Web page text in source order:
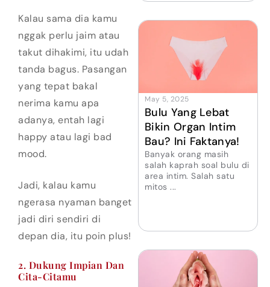
Kalau sama dia kamu
nggak perlu jaim atau
takut dihakimi, itu udah
tanda bagus. Pasangan
yang tepat bakal
nerima kamu apa
adanya, entah lagi
happy atau lagi bad
mood.
Jadi, kalau kamu
ngerasa nyaman banget
jadi diri sendiri di
depan dia, itu poin plus!
2. Dukung Impian Dan
Cita-Citamu
May 5, 2025
Bulu Yang Lebat
Bikin Organ Intim
Bau? Ini Faktanya!
Banyak orang masih
salah kaprah soal bulu di
area intim. Salah satu
mitos ...